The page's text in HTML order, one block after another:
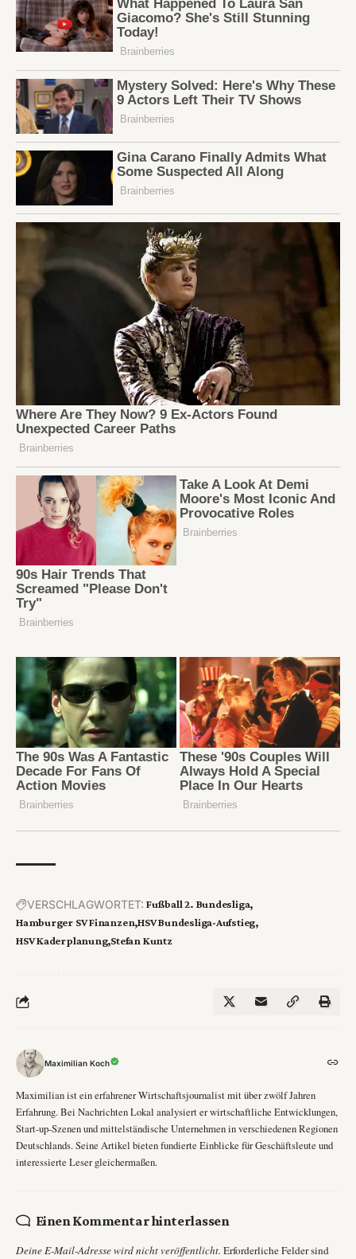
VERSCHLAGWORTET: Fußball 2. Bundesliga
Hamburger SV Finanzen HSV Bundesliga-Aufstieg
HSV Kaderplanung Stefan Kuntz
Maximilian Koch
Maximilian ist ein erfahrener Wirtschaftsjournalist mit über zwölf Jahren
Erfahrung. Bei Nachrichten Lokal analysiert er wirtschaftliche Entwicklungen,
Start-up-Szenen und mittelständische Unternehmen in verschiedenen Regionen
Deutschlands. Seine Artikel bieten fundierte Einblicke für Geschäftsleute und
interessierte Leser gleichermaßen.
Einen Kommentar hinterlassen
Deine E-Mail-Adresse wird nicht veröffentlicht. Erforderliche Felder sind